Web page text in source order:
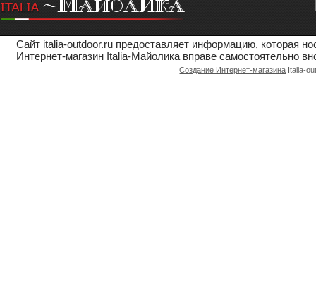
Сайт italia-outdoor.ru предоставляет информацию, которая
Интернет-магазин Italia-Майолика вправе самостоятельно
Создание Интернет-магазина Italia-